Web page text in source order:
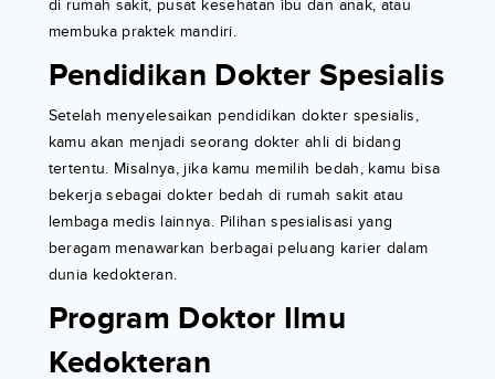
di rumah sakit, pusat kesehatan ibu dan anak, atau
membuka praktek mandiri.
Pendidikan Dokter Spesialis
Setelah menyelesaikan pendidikan dokter spesialis,
kamu akan menjadi seorang dokter ahli di bidang
tertentu. Misalnya, jika kamu memilih bedah, kamu bisa
bekerja sebagai dokter bedah di rumah sakit atau
lembaga medis lainnya. Pilihan spesialisasi yang
beragam menawarkan berbagai peluang karier dalam
dunia kedokteran.
Program Doktor Ilmu
Kedokteran